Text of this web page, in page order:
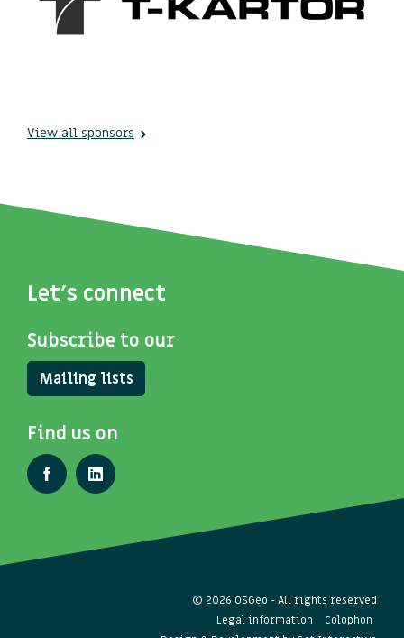
View all sponsors
Let's connect
Subscribe to our
Mailing lists
Find us on
© 2026 OSGeo - All rights reserved
Legal information
Colophon